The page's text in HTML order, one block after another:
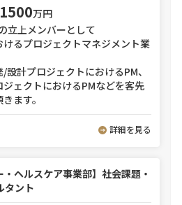
1500万円
立上メンバーとして
るプロジェクトマネジメント業
設計プロジェクトにおけるPM、
ェクトにおけるPMなどを客先
ます。
詳細を見る
・ヘルスケア事業部】社会課題・
タント